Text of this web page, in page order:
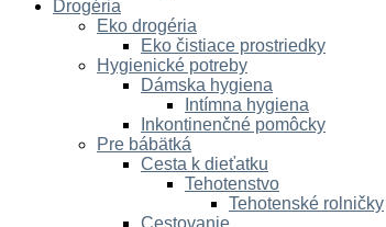
Drogéria
Eko drogéria
Eko čistiace prostriedky
Hygienické potreby
Dámska hygiena
Intímna hygiena
Inkontinenčné pomôcky
Pre bábätká
Cesta k dieťatku
Tehotenstvo
Tehotenské rolničky
Cestovanie